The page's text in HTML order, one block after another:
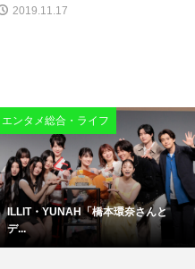
2019.11.17
エンタメ総合・ライフ
ILLIT・YUNAH「橋本環奈さんと
デ...